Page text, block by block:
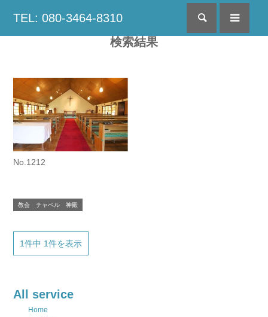
TEL: 080-3464-8310 検索
検索結果
No.1212
教会 チャペル 神殿
1件中 1件を表示
All service
Home